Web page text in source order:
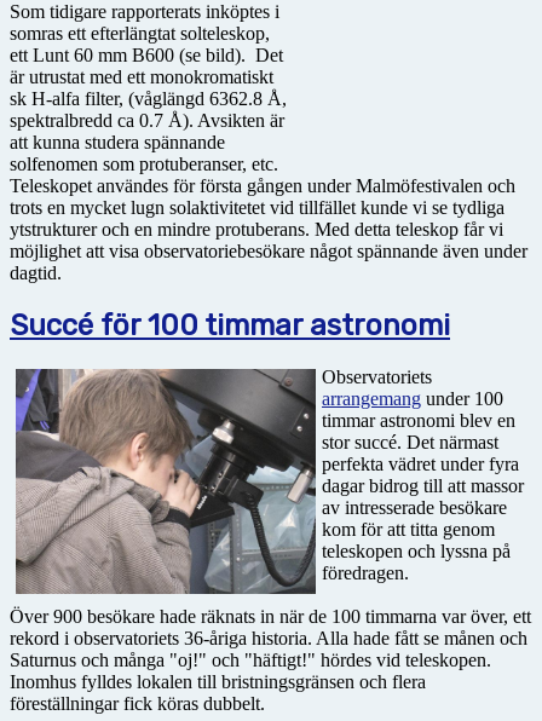
Som tidigare rapporterats inköptes i
somras ett efterlängtat solteleskop,
ett Lunt 60 mm B600 (se bild). Det
är utrustat med ett monokromatiskt
sk H-alfa filter, (våglängd 6362.8 Å,
spektralbredd ca 0.7 Å). Avsikten är
att kunna studera spännande
solfenomen som protuberanser, etc.
Teleskopet användes för första gången under Malmöfestivalen och
trots en mycket lugn solaktivitetet vid tillfället kunde vi se tydliga
ytstrukturer och en mindre protuberans. Med detta teleskop får vi
möjlighet att visa observatoriebesökare något spännande även under
dagtid.
Succé för 100 timmar astronomi
Observatoriets
arrangemang under 100
timmar astronomi blev en
stor succé. Det närmast
perfekta vädret under fyra
dagar bidrog till att massor
av intresserade besökare
kom för att titta genom
teleskopen och lyssna på
föredragen.
Över 900 besökare hade räknats in när de 100 timmarna var över, ett
rekord i observatoriets 36-åriga historia. Alla hade fått se månen och
Saturnus och många "oj!" och "häftigt!" hördes vid teleskopen.
Inomhus fylldes lokalen till bristningsgränsen och flera
föreställningar fick köras dubbelt.